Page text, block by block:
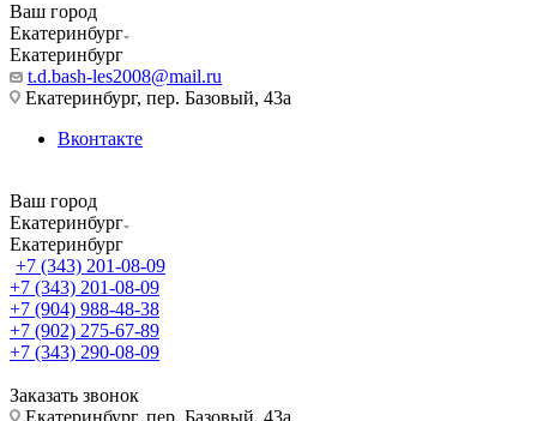
Ваш город
Екатеринбург
Екатеринбург
t.d.bash-les2008@mail.ru
Екатеринбург, пер. Базовый, 43а
Вконтакте
Ваш город
Екатеринбург
Екатеринбург
+7 (343) 201-08-09
+7 (343) 201-08-09
+7 (904) 988-48-38
+7 (902) 275-67-89
+7 (343) 290-08-09
Заказать звонок
Екатеринбург, пер. Базовый, 43а